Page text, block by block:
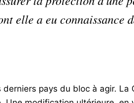
elle a eu connaissance
pays du bloc à agir.